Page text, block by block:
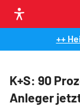
++
K+S: 90
Anleger